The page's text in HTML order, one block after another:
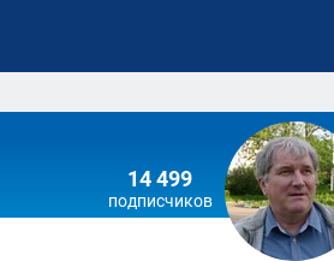
14 499
подписчиков